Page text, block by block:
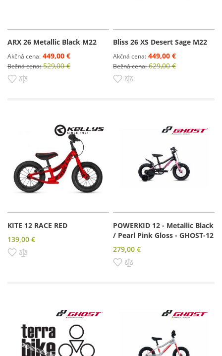
ARX 26 Metallic Black M22
Akčná cena 449,00 €
Bežná cena 529,00 €
Pridať do zoznamu prianí
Bliss 26 XS Desert Sage M22
Akčná cena 449,00 €
Bežná cena 629,00 €
Pridať do zoznamu prianí
KITE 12 RACE RED
139,00 €
Pridať do zoznamu prianí
POWERKID 12 - Metallic Black
/ Pearl Pink Gloss - GHOST-12
279,00 €
Pridať do zoznamu prianí